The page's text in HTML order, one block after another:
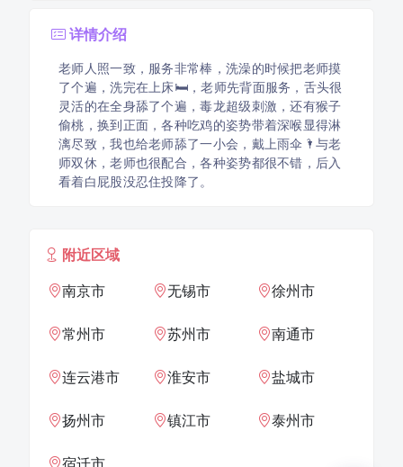
详情介绍
老师人照一致，服务非常棒，洗澡的时候把老师摸
了个遍，洗完在上床🛏，老师先背面服务，舌头很
灵活的在全身舔了个遍，毒龙超级刺激，还有猴子
偷桃，换到正面，各种吃鸡的姿势带着深喉显得淋
漓尽致，我也给老师舔了一小会，戴上雨伞🌂与老
师双休，老师也很配合，各种姿势都很不错，后入
看着白屁股没忍住投降了。
附近区域
南京市
无锡市 徐州市
常州市 苏州市 南通市
连云港市 淮安市 盐城市
扬州市 镇江市 泰州市